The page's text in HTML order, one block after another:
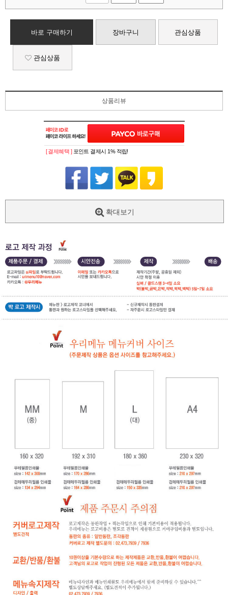
바로 구매하기 장바구니 관심상품
관심상품
상품리뷰
페이코 ID로
[ 결제혜택 ] 포인트 결제시 1% 적립!
확대보기